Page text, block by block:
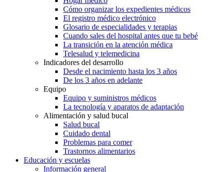
Cómo organizar los expedientes médicos
El registro médico electrónico
Glosario de especialidades y terapias
Cuando sales del hospital antes que tu bebé
La transición en la atención médica
Telesalud y telemedicina
Indicadores del desarrollo
Desde el nacimiento hasta los 3 años
De los 3 años en adelante
Equipo
Equipo y suministros médicos
La tecnología y aparatos de adaptación
Alimentación y salud bucal
Salud bucal
Cuidado dental
Problemas para comer
Trastornos alimentarios
Educación y escuelas
Información general